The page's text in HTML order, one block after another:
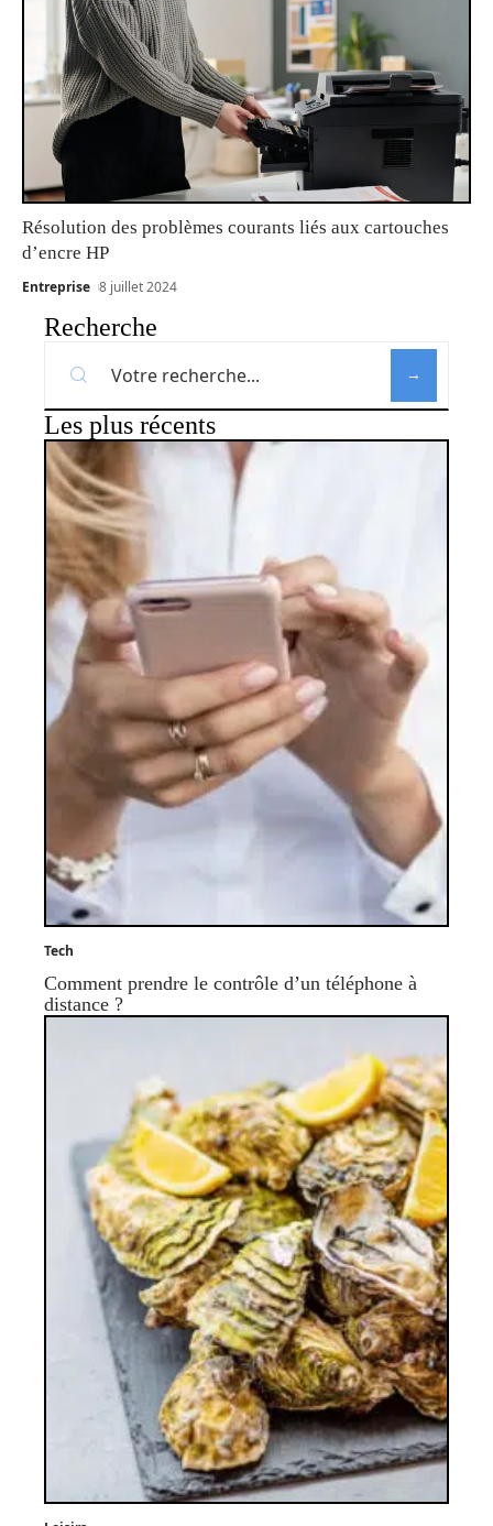
Résolution des problèmes courants liés aux cartouches
d’encre HP
Entreprise 8 juillet 2024
Recherche
Les plus récents
Tech
Comment prendre le contrôle d’un téléphone à
distance ?